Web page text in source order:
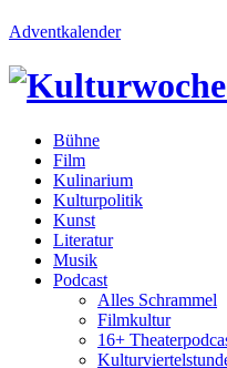
Adventkalender
Bühne
Film
Kulinarium
Kulturpolitik
Kunst
Literatur
Musik
Podcast
Alles Schrammel
Filmkultur
16+